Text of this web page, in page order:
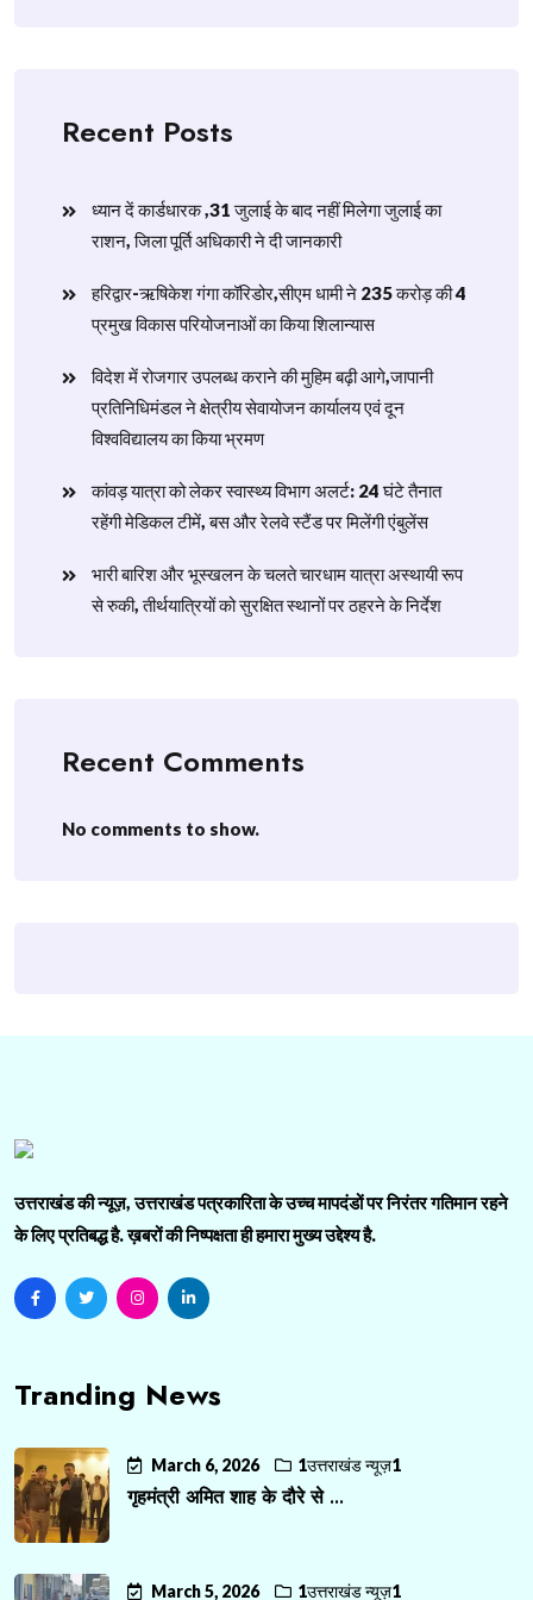
Recent Posts
ध्यान दें कार्डधारक ,31 जुलाई के बाद नहीं मिलेगा जुलाई का
राशन, जिला पूर्ति अधिकारी ने दी जानकारी
हरिद्वार-ऋषिकेश गंगा कॉरिडोर,सीएम धामी ने 235 करोड़ की 4
प्रमुख विकास परियोजनाओं का किया शिलान्यास
विदेश में रोजगार उपलब्ध कराने की मुहिम बढ़ी आगे,जापानी
प्रतिनिधिमंडल ने क्षेत्रीय सेवायोजन कार्यालय एवं दून
विश्वविद्यालय का किया भ्रमण
​कांवड़ यात्रा को लेकर स्वास्थ्य विभाग अलर्ट: 24 घंटे तैनात
रहेंगी मेडिकल टीमें, बस और रेलवे स्टैंड पर मिलेंगी एंबुलेंस
​भारी बारिश और भूस्खलन के चलते चारधाम यात्रा अस्थायी रूप
से रुकी, तीर्थयात्रियों को सुरक्षित स्थानों पर ठहरने के निर्देश
Recent Comments
No comments to show.
उत्तराखंड की न्यूज़, उत्तराखंड पत्रकारिता के उच्च मापदंडों पर निरंतर गतिमान रहने
के लिए प्रतिबद्ध है. ख़बरों की निष्पक्षता ही हमारा मुख्य उद्देश्य है.
Tranding News
March 6, 2026 1उत्तराखंड न्यूज़1
गृहमंत्री अमित शाह के दौरे से ...
March 5, 2026 1उत्तराखंड न्यूज़1